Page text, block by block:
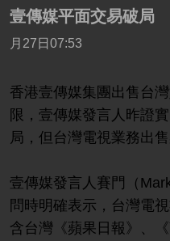
壹傳媒平面交易破局
月27日07:53
香港壹傳媒集團出售台
限，壹傳媒發言人昨證
局，但台灣電視業務出
壹傳媒發言人賽門（
問時明確表示，台灣電
含台灣《蘋果日報》、